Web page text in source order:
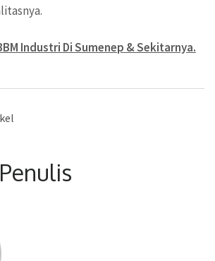
Industri Di Sumenep & Sekitarnya.